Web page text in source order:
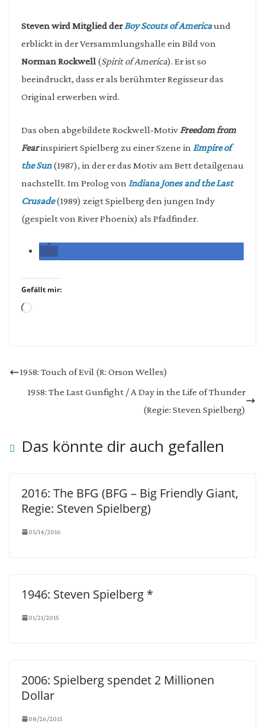
Stevenwird Mitglied derBoy Scouts of Americaund
erblickt in der Versammlungshalle ein Bild von
Norman Rockwell (Spirit of America). Er ist so
beeindruckt, dass er als berühmter Regisseur das
Original erwerben wird.
Das oben abgebildete Rockwell-Motiv Freedom from
Fearinspiriert Spielberg zu einer Szene in Empire of
the Sun(1987), in der er das Motiv am Bett detailgenau
nachstellt. Im Prolog von Indiana Jones and the Last
Crusade(1989) zeigt Spielberg den jungen Indy
(gespielt von River Phoenix) als Pfadfinder.
Gefällt mir:
Wird
1958: Touch of Evil (R: Orson Welles)
1958: The Last Gunfight / A Day in the Life of Thunder
(Regie: Steven Spielberg)
Das könnte dir auch gefallen
2016: The BFG (BFG – Big Friendly Giant,
Regie: Steven Spielberg)
05/14/2016
1946: Steven Spielberg *
01/21/2015
2006: Spielberg spendet 2 Millionen
Dollar
08/26/2015